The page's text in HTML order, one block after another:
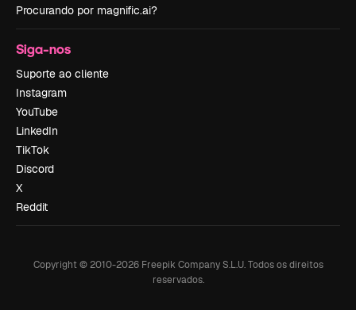
Procurando por magnific.ai?
Siga-nos
Suporte ao cliente
Instagram
YouTube
LinkedIn
TikTok
Discord
X
Reddit
Copyright © 2010-2026Freepik Company S.L.U. Todos os direitos
reservados.